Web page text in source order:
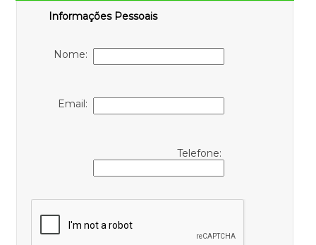
Informações Pessoais
Nome:
Email:
Telefone: